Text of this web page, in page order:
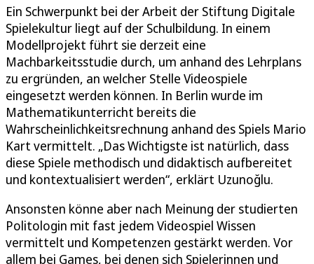
Ein Schwerpunkt bei der Arbeit der Stiftung Digitale
Spielekultur liegt auf der Schulbildung. In einem
Modellprojekt führt sie derzeit eine
Machbarkeitsstudie durch, um anhand des Lehrplans
zu ergründen, an welcher Stelle Videospiele
eingesetzt werden können. In Berlin wurde im
Mathematikunterricht bereits die
Wahrscheinlichkeitsrechnung anhand des Spiels Mario
Kart vermittelt. „Das Wichtigste ist natürlich, dass
diese Spiele methodisch und didaktisch aufbereitet
und kontextualisiert werden“, erklärt Uzunoğlu.
Ansonsten könne aber nach Meinung der studierten
Politologin mit fast jedem Videospiel Wissen
vermittelt und Kompetenzen gestärkt werden. Vor
allem bei Games, bei denen sich Spielerinnen und